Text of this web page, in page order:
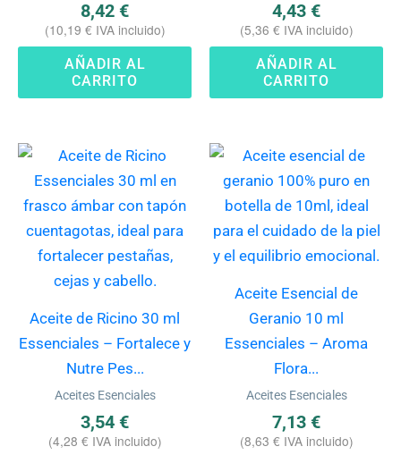
8,42 €
(10,19 € IVA incluido)
AÑADIR AL
CARRITO
4,43 €
(5,36 € IVA incluido)
AÑADIR AL
CARRITO
Aceite de Ricino 30 ml
Essenciales – Fortalece y
Nutre Pes...
Aceites Esenciales
3,54 €
(4,28 € IVA incluido)
Aceite Esencial de
Geranio 10 ml
Essenciales – Aroma
Flora...
Aceites Esenciales
7,13 €
(8,63 € IVA incluido)